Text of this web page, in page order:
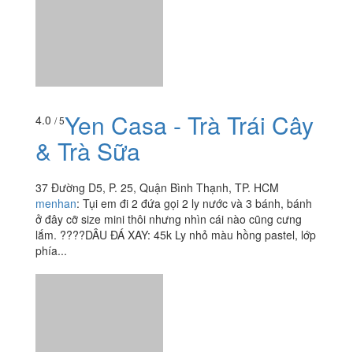
4.0 / 5Yen Casa - Trà Trái Cây
& Trà Sữa
37 Đường D5, P. 25, Quận Bình Thạnh, TP. HCM
menhan: Tụi em đi 2 đứa gọi 2 ly nước và 3 bánh, bánh
ở đây cỡ size mini thôi nhưng nhìn cái nào cũng cưng
lắm. ????DÂU ĐÁ XAY: 45k Ly nhỏ màu hồng pastel, lớp
phía...